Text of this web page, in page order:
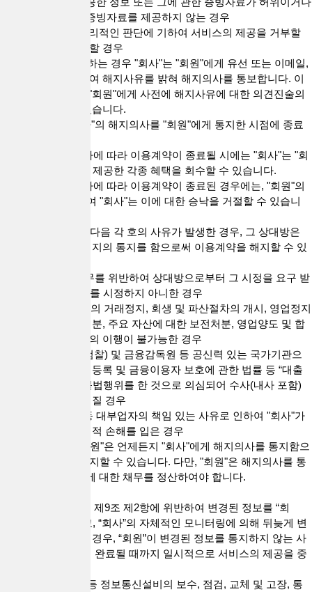
"회사"가 요청하는 증빙자료를 제공하지 않는 경우
⑤ 기타 "회사"가 합리적인 판단에 기하여 서비스의 제공을 거부할
필요가 있다고 인정할 경우
2) "회사"가 해지를 하는 경우 "회사"는 "회원"에게 유선 또는 이메일,
기타의 방법을 통하여 해지사유를 밝혀 해지의사를 통보합니다. 이
경우 "회사"는 해당 "회원"에게 사전에 해지사유에 대한 의견진술의
기회를 부여할 수 있습니다.
3) 이용계약은 "회사"의 해지의사를 "회원"에게 통지한 시점에 종료
4) 본 항에서 정한 바에 따라 이용계약이 종료될 시에는 "회사"는 "회
원"에게 부가적으로 제공한 각종 혜택을 회수할 수 있습니다.
5) 본 항에서 정한 바에 따라 이용계약이 종료된 경우에는, "회원"의
재이용신청에 대하여 "회사"는 이에 대한 승낙을 거절할 수 있습니
3. 당사자 일방에게 다음 각 호의 사유가 발생한 경우, 그 상대방은
별도의 최고 없이 해지의 통지를 함으로써 이용계약을 해지할 수 있
1) “이용계약”의 의무를 위반하여 상대방으로부터 그 시정을 요구 받
은 후 7일 이내에 이를 시정하지 아니한 경우
2) 부도 등 금융기관의 거래정지, 회생 및 파산절차의 개시, 영업정지
및 취소 등의 행정처분, 주요 자산에 대한 보전처분, 영업양도 및 합
병 등으로 이용계약의 이행이 불가능한 경우
3) 수사기관(경찰, 검찰) 및 금융감독원 등 공신력 있는 국가기관으
로부터 대부업 등의 등록 및 금융이용자 보호에 관한 법률 등 “대출
거래”와 관련하여 불법행위를 한 것으로 의심되어 수사(내사 포함)
및 조사 등이 이루어질 경우
4) 관련 법령 위반 등 대부업자의 책임 있는 사유로 인하여 "회사"가
명예 실추 등 유무형적 손해를 입은 경우
4. "회원"의 해지 "회원"은 언제든지 "회사"에게 해지의사를 통지함으
로써 이용계약을 해지할 수 있습니다. 다만, "회원"은 해지의사를 통
지하기 전에 "회사"에 대한 채무를 정산하여야 합니다.
1) “회사”는 “회원”이 제9조 제2항에 위반하여 변경된 정보를 “회
사”에 통지하지 않고, “회사”의 자체적인 모니터링에 의해 뒤늦게 변
경된 정보를 수정할 경우, “회원”이 변경된 정보를 통지하지 않는 사
유 등에 대한 소명이 완료될 때까지 일시적으로 서비스의 제공을 중
2) “회사”는 컴퓨터 등 정보통신설비의 보수, 점검, 교체 및 고장, 통